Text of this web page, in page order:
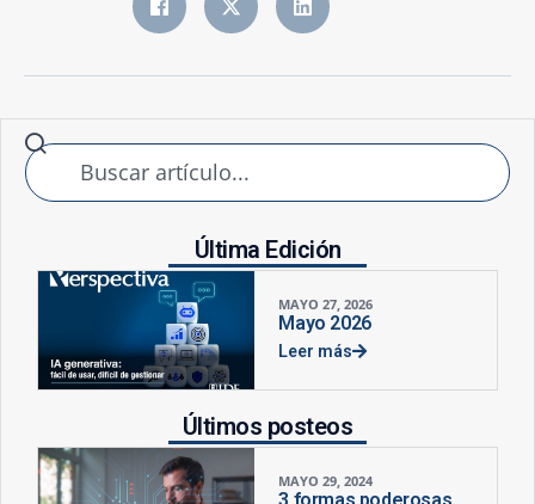
Última Edición
MAYO 27, 2026
Mayo 2026
Leer más
Últimos posteos
MAYO 29, 2024